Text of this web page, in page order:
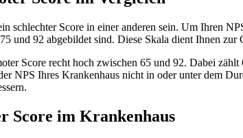
schlechter Score in einer anderen sein. Um Ihren
und 92 abgebildet sind. Diese Skala dient Ihnen
Score recht hoch zwischen 65 und 92. Dabei
NPS Ihres Krankenhaus nicht in oder unter dem
Score im Krankenhaus